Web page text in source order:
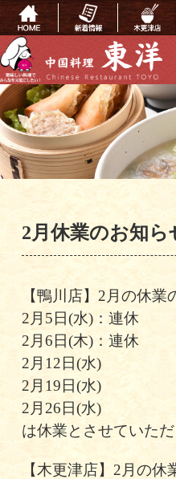
2月休業のお知ら
【鴨川店】2月の休業
2月5日(水)：連休
2月6日(木)：連休
2月12日(水)
2月19日(水)
2月26日(水)
は休業とさせていただ
【木更津店】2月の休